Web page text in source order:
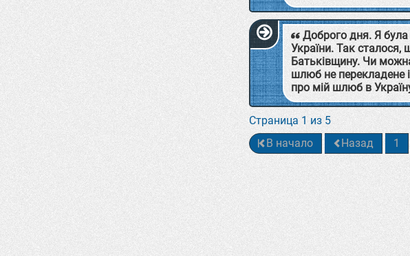
Доброго дня. Я
України. Так сталося,
Батьківщину. Чи
шлюб не перекладене
про мій шлюб в
Страница 1 из 5
В начало
Назад 1